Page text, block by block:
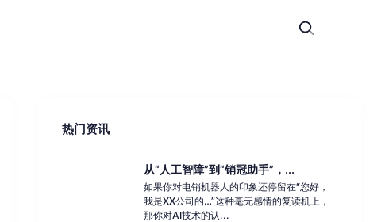
热门资讯
从“人工智障”到“销冠助手”，...
如果你对电销机器人的印象还停留在“您好，
我是XX公司的…”这种毫无感情的复读机上，
那你对AI技术的认...